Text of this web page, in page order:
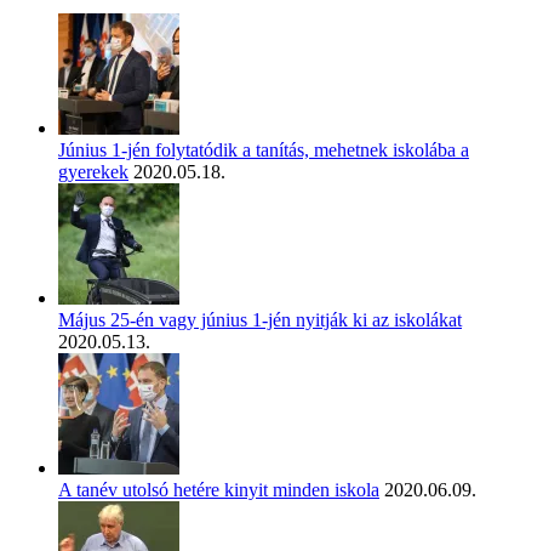
Június 1-jén folytatódik a tanítás, mehetnek iskolába a
gyerekek 2020.05.18.
Május 25-én vagy június 1-jén nyitják ki az iskolákat
2020.05.13.
A tanév utolsó hetére kinyit minden iskola 2020.06.09.